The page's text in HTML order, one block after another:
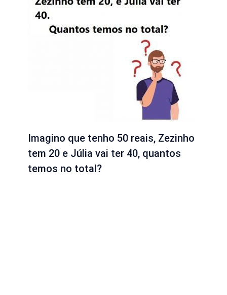
Imagino que tenho 50 reais, Zezinho
tem 20 e Júlia vai ter 40, quantos
temos no total?